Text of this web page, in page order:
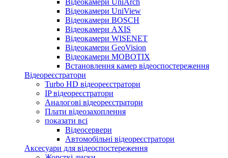
Відеокамери UniView
Відеокамери BOSCH
Відеокамери AXIS
Відеокамери WISENET
Відеокамери GeoVision
Відеокамери MOBOTIX
Встановлення камер відеоспостереження
Відеореєстратори
Turbo HD відеореєстратори
IP відеореєстратори
Аналогові відеореєстратори
Плати відеозахоплення
показати всі
Відеосервери
Автомобільні відеореєстратори
Аксесуари для відеоспостереження